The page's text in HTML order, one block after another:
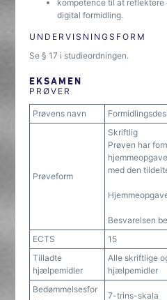
kompetence til at
digital formidling.
UNDERVISNINGSFORM
Se § 17 i studieordningen.
EKSAMEN
PRØVER
Prøvens navn
Prøveform
Skriftlig
Prøven har
med den
Besvarelsen
ECTS
15
Tilladte
hjælpemidler
Alle skriftlige
hjælpemidler
Bedømmelsesfor
7-trins-skala